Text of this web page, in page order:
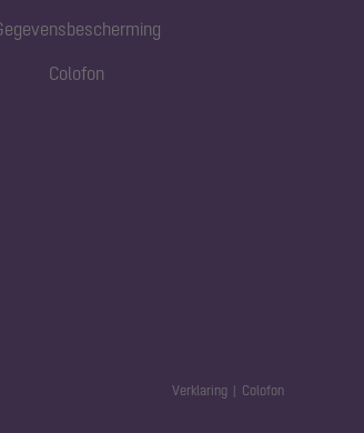
Colofon
Verklaring Colofon